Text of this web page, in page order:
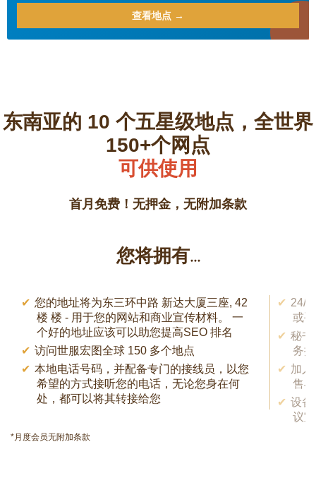
查看地点 →
东南亚的 10 个五星级地点，全世界
150+个网点
可供使用
首月免费！无押金，无附加条款
您将拥有...
您的地址将为东三环中路 新达大厦三座, 42
楼 楼 - 用于您的网站和商业宣传材料。 一
个好的地址应该可以助您提高SEO 排名
访问世服宏图全球 150 多个地点
本地电话号码，并配备专门的接线员，以您
希望的方式接听您的电话，无论您身在何
处，都可以将其转接给您
24/7
或
秘书
务
加
售
设备
议
*月度会员无附加条款